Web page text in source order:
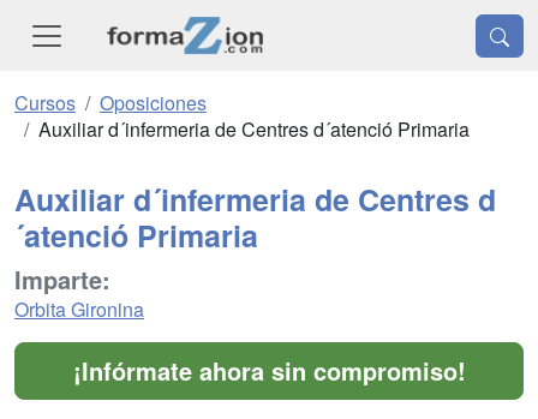
Cursos
Oposiciones
Auxiliar d´infermeria de Centres d´atenció Primaria
Auxiliar d´infermeria de Centres d
´atenció Primaria
Imparte:
Orbita Gironina
¡Infórmate ahora sin compromiso!